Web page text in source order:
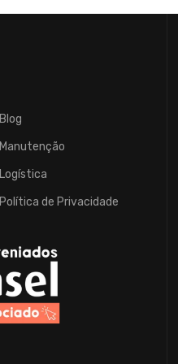
Blog
Manutenção
Logística
Política de Privacidade